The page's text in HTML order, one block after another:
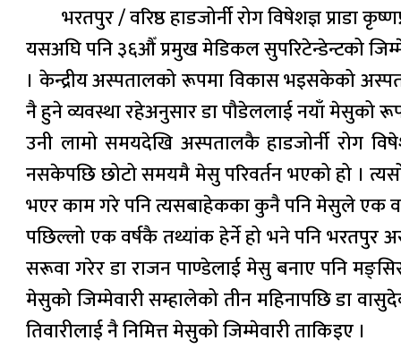
भरतपुर / वरिष्ठ हाडजोर्नी रोग विषेशज्ञ
यसअघि पनि ३६औँ प्रमुख मेडिकल सुपरिटेन्डेन्टको
। केन्द्रीय अस्पतालको रूपमा विकास भइसकेको
नै हुने व्यवस्था रहेअनुसार डा पौडेललाई नयाँ मेसुको
उनी लामो समयदेखि अस्पतालकै हाडजोर्नी रोग
नसकेपछि छोटो समयमै मेसु परिवर्तन भएको हो । त्यसो
भएर काम गरे पनि त्यसबाहेकका कुनै पनि मेसुले एक
पछिल्लो एक वर्षकै तथ्यांक हेर्ने हो भने पनि भरतपुर
सरूवा गरेर डा राजन पाण्डेलाई मेसु बनाए पनि
मेसुको जिम्मेवारी सम्हालेको तीन महिनापछि डा
तिवारीलाई नै निमित्त मेसुको जिम्मेवारी ताकिइए ।